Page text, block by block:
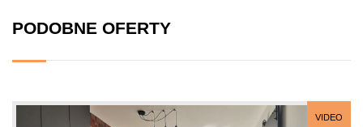
PODOBNE OFERTY
VIDEO